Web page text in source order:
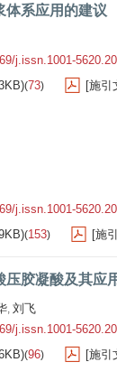
体系应用的建议
j.issn.1001-
(73) [施引
j.issn.1001-
(153) [施
胶凝酸及其应
, 刘飞
j.issn.1001-
(96) [施引